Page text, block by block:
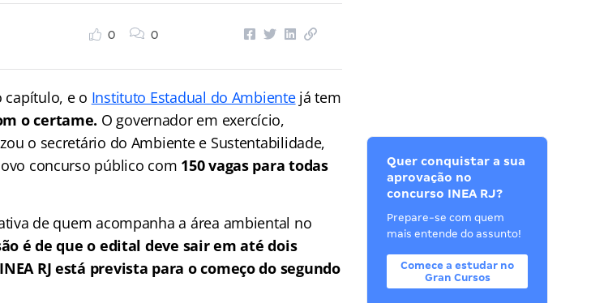
0 0
capítulo, e o Instituto Estadual do Ambientejá tem
o certame. O governador em exercício,
o secretário do Ambiente e Sustentabilidade,
concurso público com 150 vagas para todas
de quem acompanha a área ambiental no
é de que o edital deve sair em até dois
RJ está prevista para o começo do segundo
Quer conquistar a sua
aprovação no
concurso INEA RJ?
Prepare-se com quem
mais entende do assunto!
Comece a estudar no
Gran Cursos